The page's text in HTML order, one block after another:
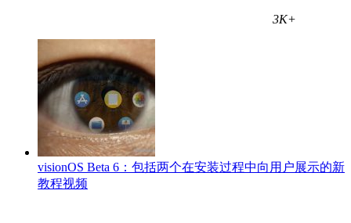
3K+
visionOS Beta 6：包括两个在安装过程中向用户展示的新
教程视频